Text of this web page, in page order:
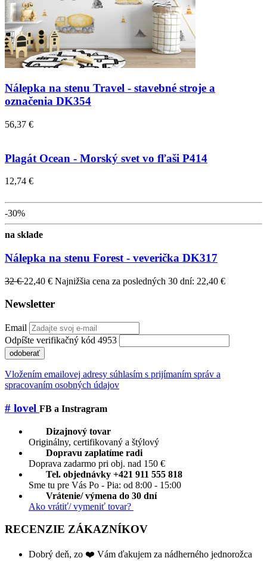
Nálepka na stenu Travel - stavebné stroje a
označenia DK354
56,37 €
Plagát Ocean - Morský svet vo fľaši P414
12,74 €
-30%
na sklade
Nálepka na stenu Forest - veverička DK317
32 €22,40 € Najnižšia cena za posledných 30 dní: 22,40 €
Newsletter
Email
Odpíšte verifikačný kód 4953
odoberať
Vložením emailovej adresy súhlasím s prijímaním správ a
spracovaním osobných údajov
# lovel FB a Instragram
Dizajnový tovar
Originálny, certifikovaný a štýlový
Dopravu zaplatíme radi
Doprava zadarmo pri obj. nad 150 €
Tel. objednávky +421 911 555 818
Sme tu pre Vás Po - Pia: od 8:00 - 15:00
Vrátenie/ výmena do 30 dní
Ako vrátiť/ vymeniť tovar?
RECENZIE ZÁKAZNÍKOV
Dobrý deň, zo ❤️ Vám ďakujem za nádherného jednorožca